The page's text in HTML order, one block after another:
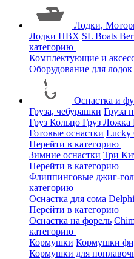
Лодки,
Лодки ПВХ SL Boats
категорию
Комплектующие и
Оборудование для
Оснастка и
Груза, чебурашки Груза
Груз Кольцо Груз Ложка
Готовые оснастки Lucky
Перейти в категорию
Зимние оснастки Три
Перейти в категорию
Флиппинговые джиг-
категорию
Оснастка для сома
Перейти в категорию
Оснастка на форель
категорию
Кормушки Кормушки
Кормушки для